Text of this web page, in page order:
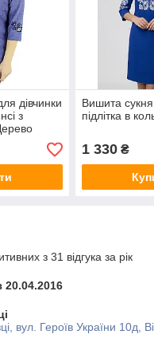
дівчинки
з
Вишита сукня
підлітка в
1 330₴
з 31 відгука за рік
вул. Героїв України 10д,